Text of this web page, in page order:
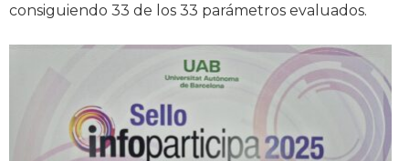
consiguiendo 33 de los 33 parámetros evaluados.